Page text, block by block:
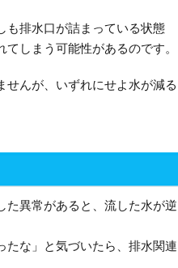
も排水口が詰まっている状態
しまう可能性があるのです。
せんが、いずれにせよ水が減る
た異常があると、流した水が逆
たな」と気づいたら、排水関連